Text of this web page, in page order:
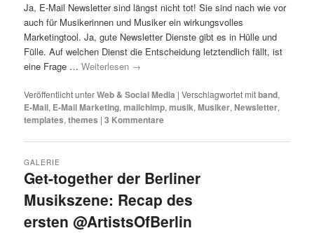
Ja, E-Mail Newsletter sind längst nicht tot! Sie sind nach wie vor
auch für Musikerinnen und Musiker ein wirkungsvolles
Marketingtool. Ja, gute Newsletter Dienste gibt es in Hülle und
Fülle. Auf welchen Dienst die Entscheidung letztendlich fällt, ist
eine Frage …Weiterlesen →
Veröffentlicht unterWeb & Social Media |Verschlagwortet mitband,
E-Mail, E-Mail Marketing,mailchimp,musik,Musiker, Newsletter,
templates,themes |3 Kommentare
Get-together der Berliner
Musikszene: Recap des
ersten @ArtistsOfBerlin
GALERIE